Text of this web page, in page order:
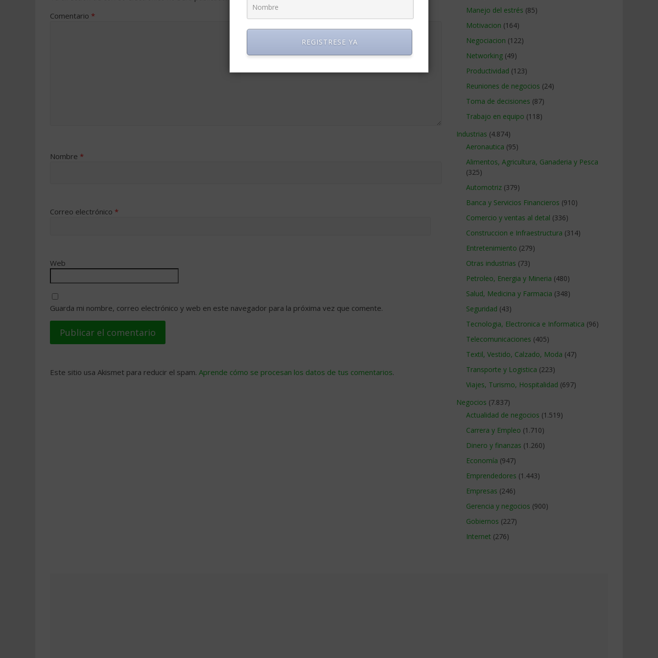
Comentario *
Nombre *
Correo electrónico *
Web
Guarda mi nombre, correo electrónico y web en este navegador para la próxima vez que comente.
Este sitio usa Akismet para reducir el spam. Aprende cómo se procesan los datos de tus comentarios.
Manejo del estrés (85)
Motivacion (164)
Negociacion (122)
Networking (49)
Productividad (123)
Reuniones de negocios (24)
Toma de decisiones (87)
Trabajo en equipo (118)
Industrias (4.874)
Aeronautica (95)
Alimentos, Agricultura, Ganaderia y Pesca
(325)
Automotriz (379)
Banca y Servicios Financieros (910)
Comercio y ventas al detal (336)
Construccion e Infraestructura (314)
Entretenimiento (279)
Otras industrias (73)
Petroleo, Energia y Mineria (480)
Salud, Medicina y Farmacia (348)
Seguridad (43)
Tecnologia, Electronica e Informatica (96)
Telecomunicaciones (405)
Textil, Vestido, Calzado, Moda (47)
Transporte y Logistica (223)
Viajes, Turismo, Hospitalidad (697)
Negocios (7.837)
Actualidad de negocios (1.519)
Carrera y Empleo (1.710)
Dinero y finanzas (1.260)
Economía (947)
Emprendedores (1.443)
Empresas (246)
Gerencia y negocios (900)
Gobiernos (227)
Internet (276)
REGISTRESE YA